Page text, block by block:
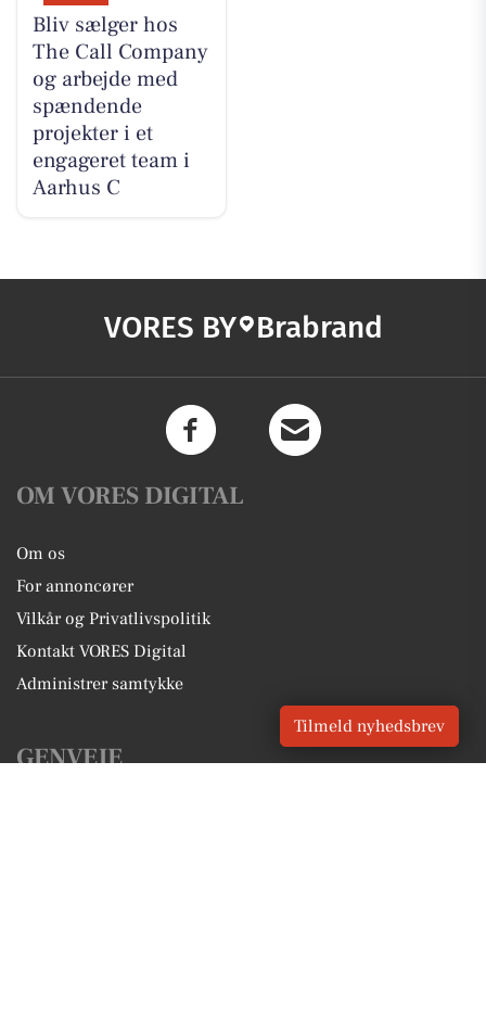
Bliv sælger hos
The Call Company
og arbejde med
spændende
projekter i et
engageret team i
Aarhus C
VORES BY Brabrand
OM VORES DIGITAL
Om os
For annoncører
Vilkår og Privatlivspolitik
Kontakt VORES Digital
Administrer samtykke
GENVEJE
Tilmeld nyhedsbrev